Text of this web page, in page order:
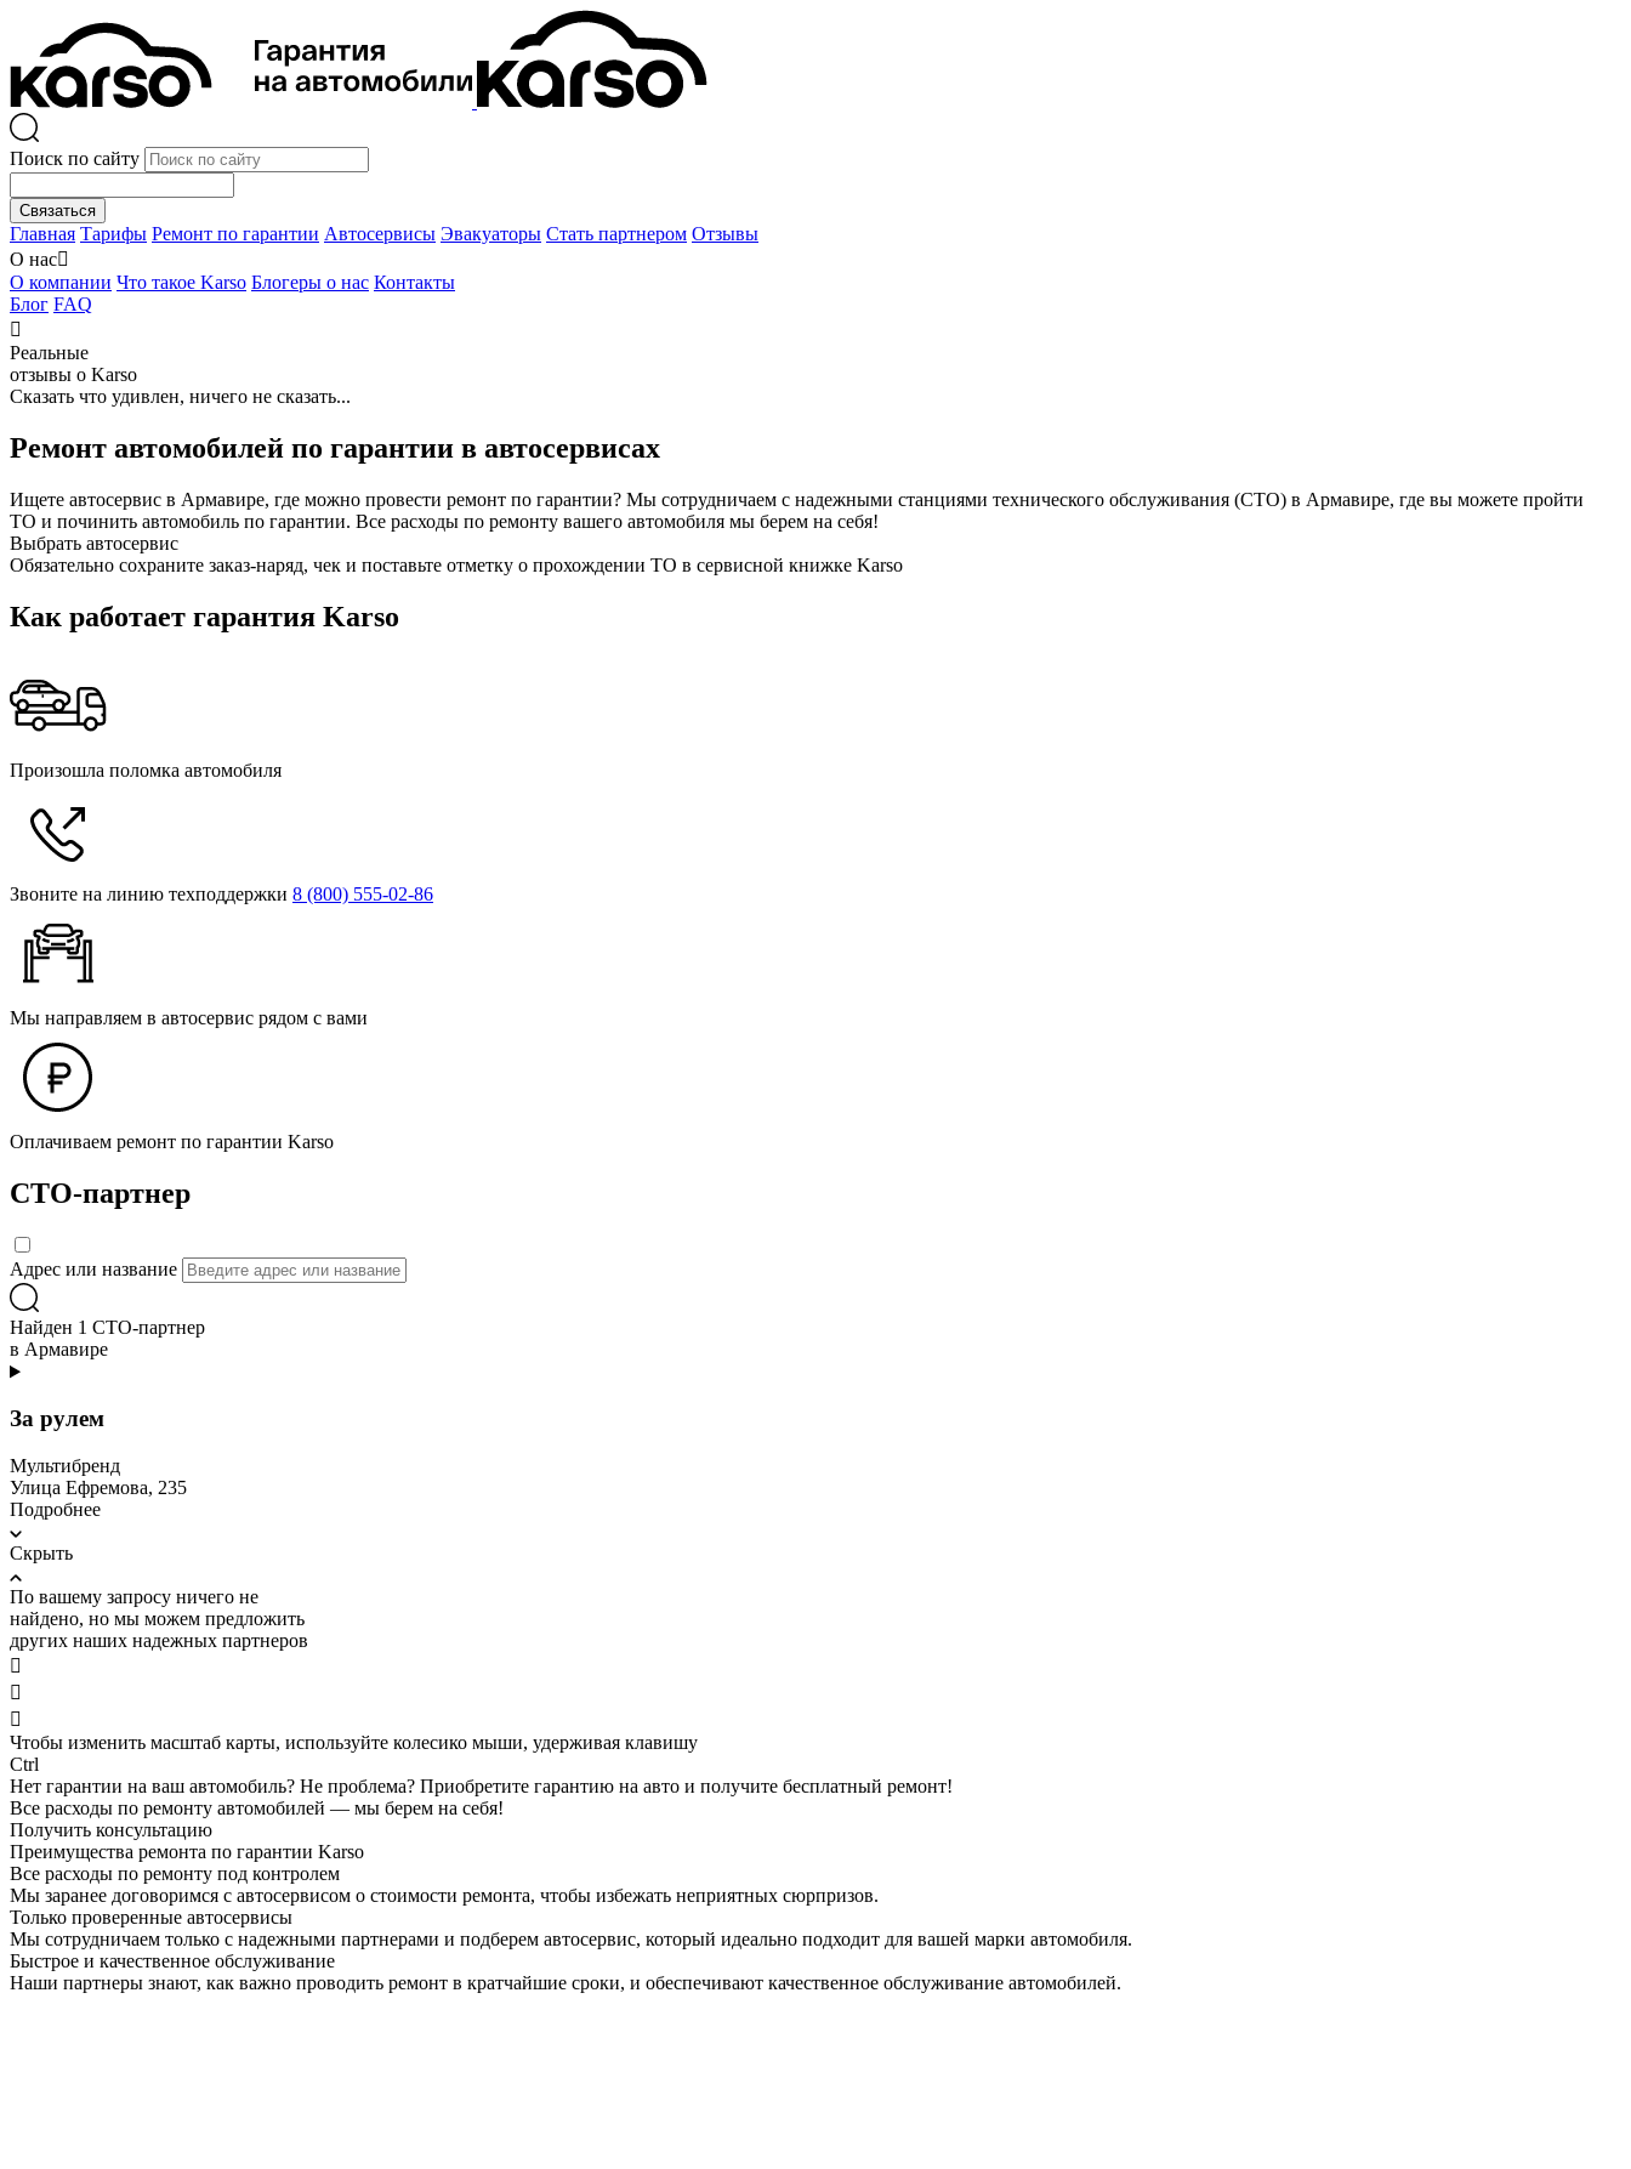
Поиск по сайту
Связаться
Главная Тарифы Ремонт по гарантии Автосервисы Эвакуаторы Стать партнером Отзывы
О нас
О компании Что такое Karso Блогеры о нас Контакты
Блог FAQ

Реальные
отзывы о Karso
Сказать что удивлен, ничего не сказать...
Ремонт автомобилей по гарантии в автосервисах
Ищете автосервис в Армавире, где можно провести ремонт по гарантии? Мы сотрудничаем с надежными станциями технического обслуживания (СТО) в Армавире, где вы можете пройти
ТО и починить автомобиль по гарантии. Все расходы по ремонту вашего автомобиля мы берем на себя!
Выбрать автосервис
Обязательно сохраните заказ-наряд, чек и поставьте отметку о прохождении ТО в сервисной книжке Karso
Как работает гарантия Karso
Произошла поломка автомобиля
Звоните на линию техподдержки 8 (800) 555‑02‑86
Мы направляем в автосервис рядом с вами
Оплачиваем ремонт по гарантии Karso
СТО-партнер
Адрес или название
Найден 1 СТО-партнер
в Армавире
За рулем
Мультибренд
Улица Ефремова, 235
Подробнее
Скрыть
По вашему запросу ничего не
найдено, но мы можем предложить
других наших надежных партнеров



Чтобы изменить масштаб карты, используйте колесико мыши, удерживая клавишу
Ctrl
Нет гарантии на ваш автомобиль? Не проблема? Приобретите гарантию на авто и получите бесплатный ремонт!
Все расходы по ремонту автомобилей — мы берем на себя!
Получить консультацию
Преимущества ремонта по гарантии Karso
Все расходы по ремонту под контролем
Мы заранее договоримся с автосервисом о стоимости ремонта, чтобы избежать неприятных сюрпризов.
Только проверенные автосервисы
Мы сотрудничаем только с надежными партнерами и подберем автосервис, который идеально подходит для вашей марки автомобиля.
Быстрое и качественное обслуживание
Наши партнеры знают, как важно проводить ремонт в кратчайшие сроки, и обеспечивают качественное обслуживание автомобилей.